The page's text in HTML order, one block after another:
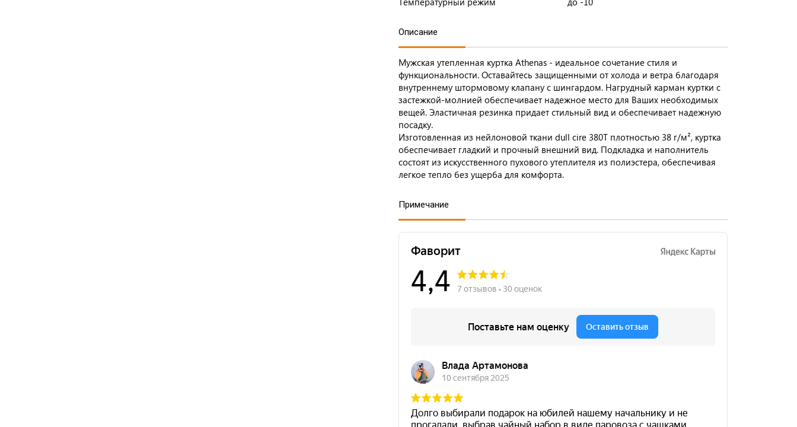
Описание
Мужская утепленная куртка Athenas - идеальное сочетание стиля и
функциональности. Оставайтесь защищенными от холода и ветра благодаря
внутреннему штормовому клапану с шингардом. Нагрудный карман куртки с
застежкой-молнией обеспечивает надежное место для Ваших необходимых
вещей. Эластичная резинка придает стильный вид и обеспечивает надежную
посадку.
Изготовленная из нейлоновой ткани dull cire 380T плотностью 38 г/м², куртка
обеспечивает гладкий и прочный внешний вид. Подкладка и наполнитель
состоят из искусственного пухового утеплителя из полиэстера, обеспечивая
легкое тепло без ущерба для комфорта.
Примечание